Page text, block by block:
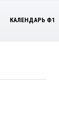
КАЛЕНДАРЬ Ф1